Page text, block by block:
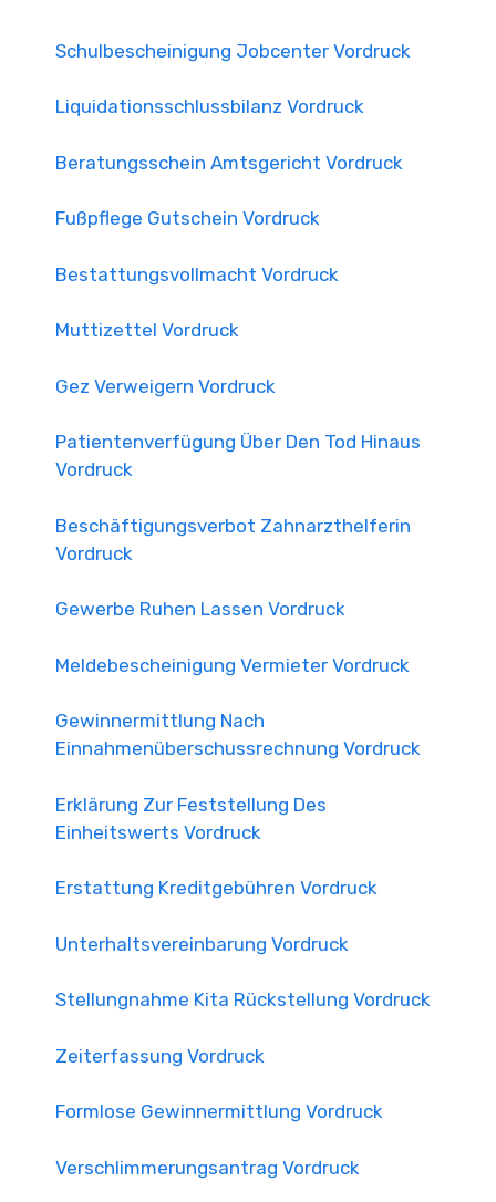
Schulbescheinigung Jobcenter Vordruck
Liquidationsschlussbilanz Vordruck
Beratungsschein Amtsgericht Vordruck
Fußpflege Gutschein Vordruck
Bestattungsvollmacht Vordruck
Muttizettel Vordruck
Gez Verweigern Vordruck
Patientenverfügung Über Den Tod Hinaus
Vordruck
Beschäftigungsverbot Zahnarzthelferin
Vordruck
Gewerbe Ruhen Lassen Vordruck
Meldebescheinigung Vermieter Vordruck
Gewinnermittlung Nach
Einnahmenüberschussrechnung Vordruck
Erklärung Zur Feststellung Des
Einheitswerts Vordruck
Erstattung Kreditgebühren Vordruck
Unterhaltsvereinbarung Vordruck
Stellungnahme Kita Rückstellung Vordruck
Zeiterfassung Vordruck
Formlose Gewinnermittlung Vordruck
Verschlimmerungsantrag Vordruck